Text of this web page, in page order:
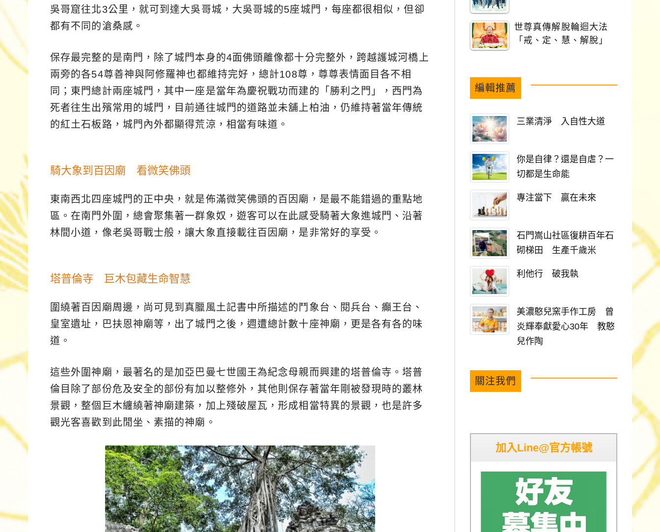
吳哥窟往北3公里，就可到達大吳哥城，大吳哥城的5座城門，每座都很相似，但卻
都有不同的滄桑感。
保存最完整的是南門，除了城門本身的4面佛頭離像都十分完整外，跨越護城河橋上
兩旁的各54尊善神與阿修羅神也都維持完好，總計108尊，尊尊表情面目各不相
同；東門總計兩座城門，其中一座是當年為慶祝戰功而建的「勝利之門」，西門為
死者往生出殯常用的城門，目前通往城門的道路並未舖上柏油，仍維持著當年傳統
的紅土石板路，城門內外都顯得荒涼，相當有味道。
騎大象到百因廟 看微笑佛頭
東南西北四座城門的正中央，就是佈滿微笑佛頭的百因廟，是最不能錯過的重點地
區。在南門外圍，總會聚集著一群象奴，遊客可以在此感受騎著大象進城門、沿著
林間小道，像老吳哥戰士般，讓大象直接載往百因廟，是非常好的享受。
塔普倫寺 巨木包藏生命智慧
圍繞著百因廟周邊，尚可見到真臘風土記書中所描述的鬥象台、閱兵台、癲王台、
皇室遺址，巴扶恩神廟等，出了城門之後，週遭總計數十座神廟，更是各有各的味
道。
這些外圍神廟，最著名的是加亞巴曼七世國王為紀念母親而興建的塔普倫寺。塔普
倫目除了部份危及安全的部份有加以整修外，其他則保存著當年剛被發現時的叢林
景觀，整個巨木纏繞著神廟建築，加上殘破屋瓦，形成相當特異的景觀，也是許多
觀光客喜歡到此閒坐、素描的神廟。
世尊真傳解脫輪迴大法
「戒、定、慧、解脫」
編輯推薦
三業清淨 入自性大道
你是自律？還是自虐？一
切都是生命能
專注當下 贏在未來
石門嵩山社區復耕百年石
砌梯田 生產千歲米
利他行 破我執
美濃憨兒窯手作工房 曾
炎輝奉獻愛心30年 教憨
兒作陶
關注我們
加入Line@官方帳號